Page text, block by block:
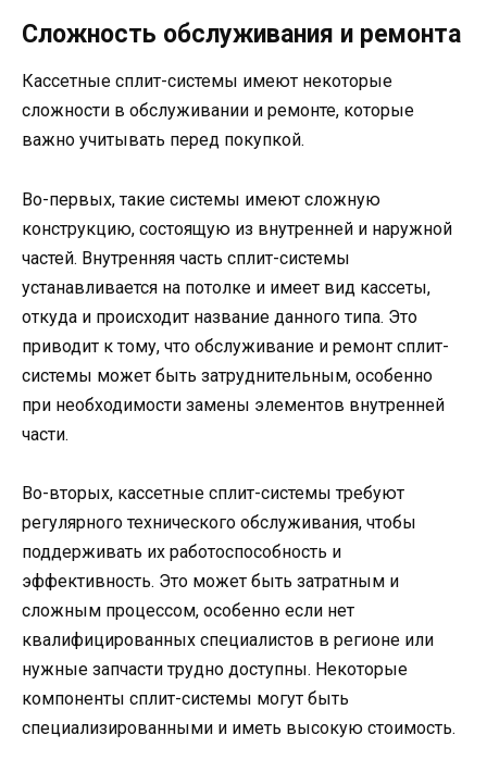
Сложность обслуживания и ремонта
Кассетные сплит-системы имеют некоторые
сложности в обслуживании и ремонте, которые
важно учитывать перед покупкой.
Во-первых, такие системы имеют сложную
конструкцию, состоящую из внутренней и наружной
частей. Внутренняя часть сплит-системы
устанавливается на потолке и имеет вид кассеты,
откуда и происходит название данного типа. Это
приводит к тому, что обслуживание и ремонт сплит-
системы может быть затруднительным, особенно
при необходимости замены элементов внутренней
части.
Во-вторых, кассетные сплит-системы требуют
регулярного технического обслуживания, чтобы
поддерживать их работоспособность и
эффективность. Это может быть затратным и
сложным процессом, особенно если нет
квалифицированных специалистов в регионе или
нужные запчасти трудно доступны. Некоторые
компоненты сплит-системы могут быть
специализированными и иметь высокую стоимость.